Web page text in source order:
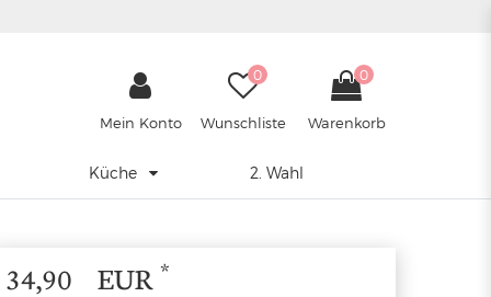
Mein Konto
0
Wunschliste
0
Warenkorb
Küche 2. Wahl
34,90 EUR *